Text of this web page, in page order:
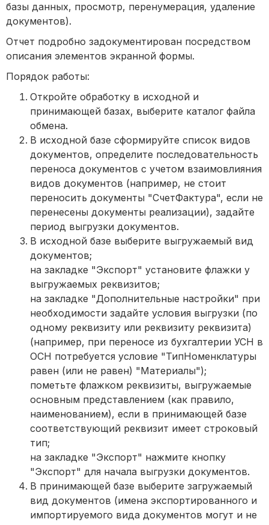
базы данных, просмотр, перенумерация, удаление
документов).
Отчет подробно задокументирован посредством
описания элементов экранной формы.
Порядок работы:
Откройте обработку в исходной и
принимающей базах, выберите каталог файла
обмена.
В исходной базе сформируйте список видов
документов, определите последовательность
переноса документов с учетом взаимовлияния
видов документов (например, не стоит
переносить документы "СчетФактура", если не
перенесены документы реализации), задайте
период выгрузки документов.
В исходной базе выберите выгружаемый вид
документов;
на закладке "Экспорт" установите флажки у
выгружаемых реквизитов;
на закладке "Дополнительные настройки" при
необходимости задайте условия выгрузки (по
одному реквизиту или реквизиту реквизита)
(например, при переносе из бухгалтерии УСН в
ОСН потребуется условие "ТипНоменклатуры
равен (или не равен) "Материалы");
пометьте флажком реквизиты, выгружаемые
основным представлением (как правило,
наименованием), если в принимающей базе
соответствующий реквизит имеет строковый
тип;
на закладке "Экспорт" нажмите кнопку
"Экспорт" для начала выгрузки документов.
В принимающей базе выберите загружаемый
вид документов (имена экспортированного и
импортируемого вида документов могут и не